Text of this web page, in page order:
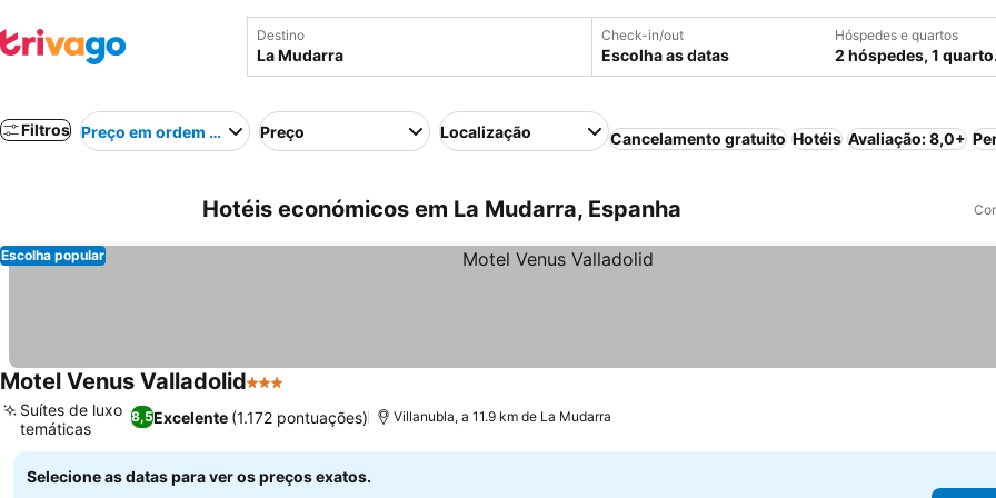
Destino Check-in/out
Escolha as datas
Hóspedes e quartos
2 hóspedes, 1 quarto.
Filtros Preço em ordem crescentePreço Localização Cancelamento gratuito Hotéis Avaliação: 8,0+
Hotéis económicos em La Mudarra, Espanha
Escolha popular
Motel Venus Valladolid3 Estrelas
8,5Excelente (1.172 pontuações)
Suítes de luxo
temáticas
Villanubla, a 11.9 km de La Mudarra
Selecione as datas para ver os preços exatos.